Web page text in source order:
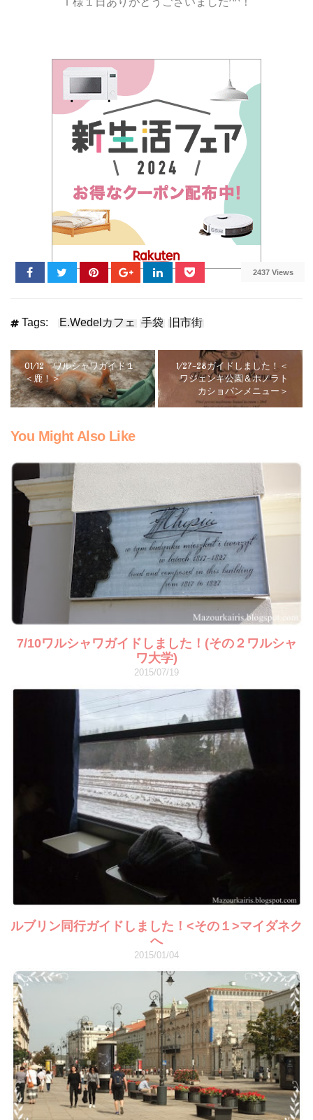
2437 Views
Tags: E.Wedelカフェ 手袋 旧市街
01/12 ワルシャワガイド１
＜鹿！＞
1/27-28ガイドしました！＜
ワジェンキ公園＆ホノラト
カショパンメニュー＞
You Might Also Like
7/10ワルシャワガイドしました！(その２ワルシャ
ワ大学)
2015/07/19
ルブリン同行ガイドしました！<その１>マイダネク
へ
2015/01/04